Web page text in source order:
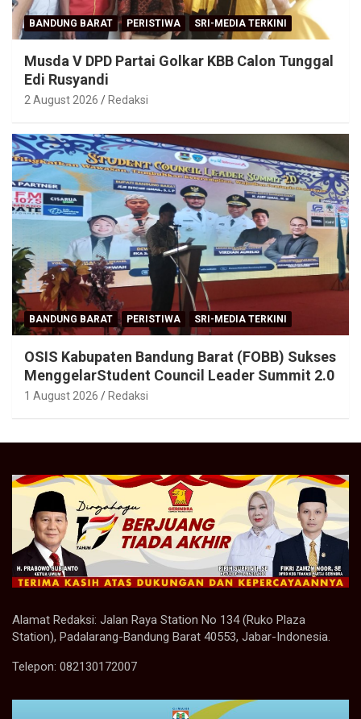
BANDUNG BARAT PERISTIWA SRI-MEDIA TERKINI
Musda V DPD Partai Golkar KBB Calon Tunggal
Edi Rusyandi
2 August 2026 Redaksi
BANDUNG BARAT PERISTIWA SRI-MEDIA TERKINI
OSIS Kabupaten Bandung Barat (FOBB) Sukses
MenggelarStudent Council Leader Summit 2.0
1 August 2026 Redaksi
Alamat Redaksi: Jalan Raya Station No 134 (Ruko Plaza
Station), Padalarang-Bandung Barat 40553, Jabar-Indonesia.
Telepon: 082130172007